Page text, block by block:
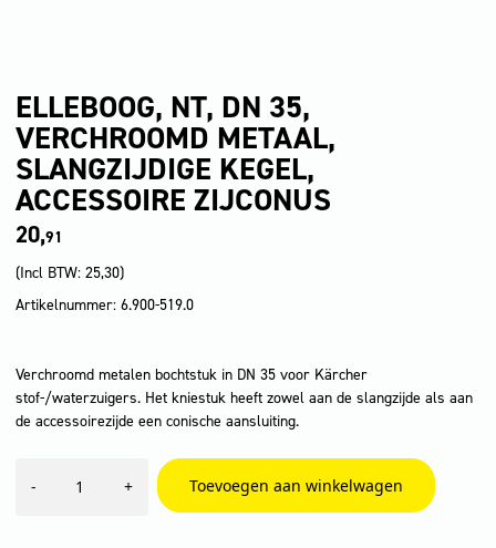
ELLEBOOG, NT, DN 35,
VERCHROOMD METAAL,
SLANGZIJDIGE KEGEL,
ACCESSOIRE ZIJCONUS
20,91
(Incl BTW: 25,30)
Artikelnummer: 6.900-519.0
Verchroomd metalen bochtstuk in DN 35 voor Kärcher
stof-/waterzuigers. Het kniestuk heeft zowel aan de slangzijde als aan
de accessoirezijde een conische aansluiting.
-
NT,
+ Toevoegen aan winkelwagen